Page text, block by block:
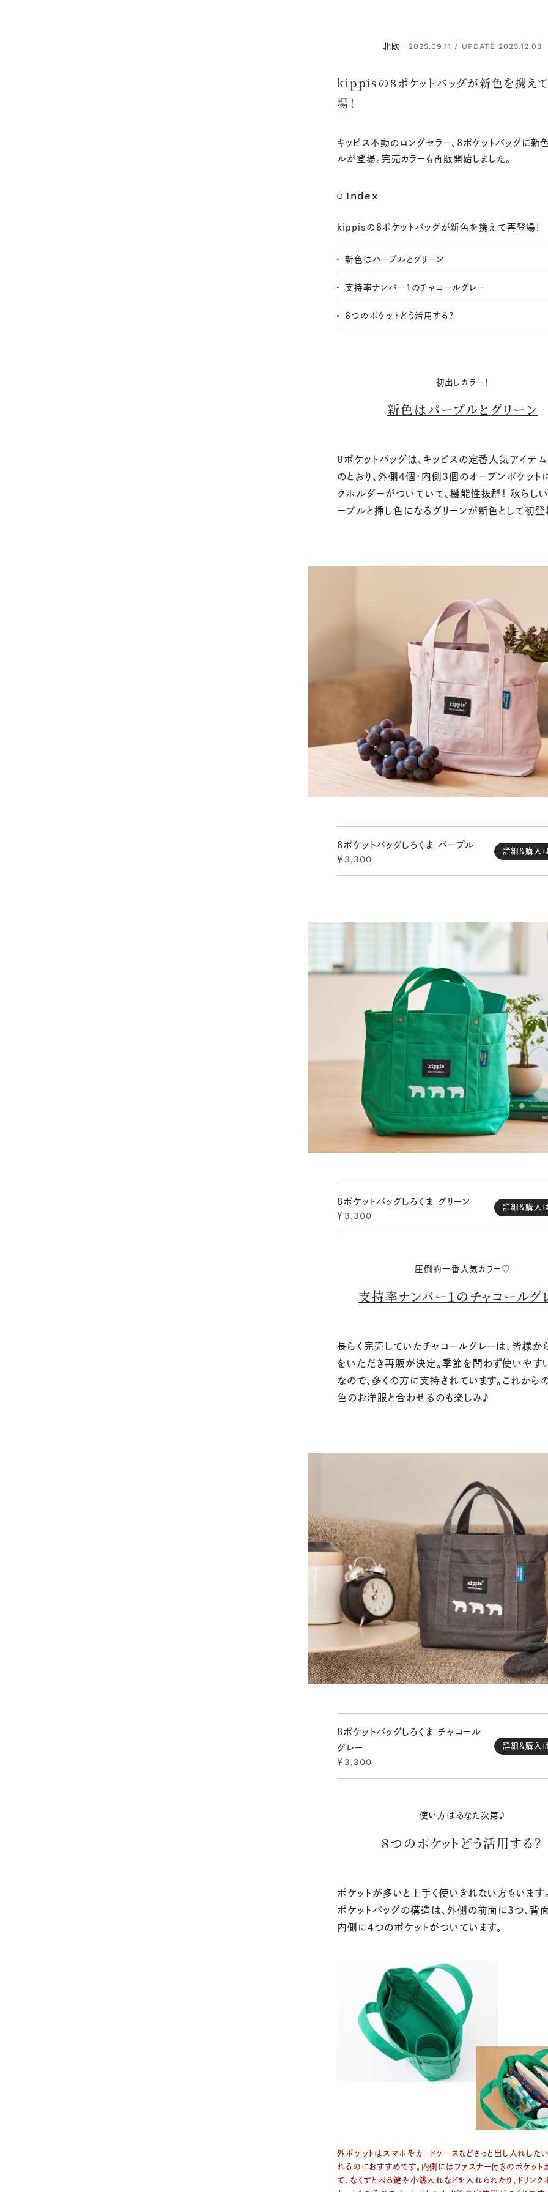
北欧 ： 2025.09.11 / UPDATE 2025.12.03
kippisの8ポケットバッグが新色を携え
場！
キッピス不動のロングセラー、8ポケットバッグに新
ルが登場。完売カラーも再販開始しました。
Index
kippisの8ポケットバッグが新色を携えて再登場！
新色はパープルとグリーン
支持率ナンバー１のチャコールグレー
８つのポケットどう活用する？
初出しカラー！
新色はパープルとグリーン
8ポケットバッグは、キッピスの定番人気アイテム
のとおり、外側4個・内側３個のオープンポケットに
クホルダーがついていて、機能性抜群！ 秋らし
ープルと挿し色になるグリーンが新色として初登
8ポケットバッグしろくま パープル
￥3,300
詳細＆購入
8ポケットバッグしろくま グリーン
￥3,300
詳細＆購入
圧倒的一番人気カラー♡
支持率ナンバー１のチャコールグ
長らく完売していたチャコールグレーは、皆様か
をいただき再販が決定。季節を問わず使いやす
なので、多くの方に支持されています。これから
色のお洋服と合わせるのも楽しみ♪
8ポケットバッグしろくま チャコール
グレー
￥3,300
詳細＆購入
使い方はあなた次第♪
８つのポケットどう活用する？
ポケットが多いと上手く使いきれない方もいます
ポケットバッグの構造は、外側の前面に３つ、背
内側に４つのポケットがついています。
外ポケットはスマホやカードケースなどさっと出し入れした
れるのにおすすめです。内側にはファスナー付きのポケット
て、なくすと困る鍵や小銭入れなどを入れられたり、ドリン